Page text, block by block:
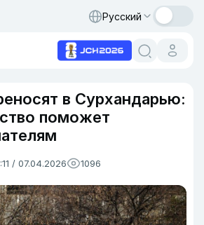
Русский
в Сурхандарью:
поможет
/ 07.04.2026 1096